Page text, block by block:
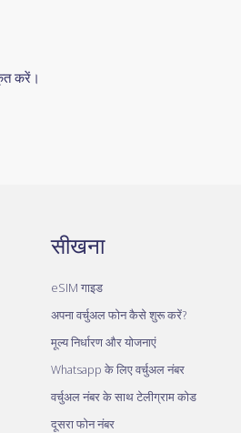
करें।
सीखना
eSIM गाइड
अपना वर्चुअल फोन कैसे शुरू करें?
मूल्य निर्धारण और योजनाएं
Whatsapp के लिए वर्चुअल नंबर
वर्चुअल नंबर के साथ टेलीग्राम कोड
दूसरा फोन नंबर